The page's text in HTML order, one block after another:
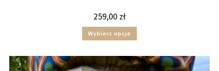
259,00 zł
Wybierz opcje